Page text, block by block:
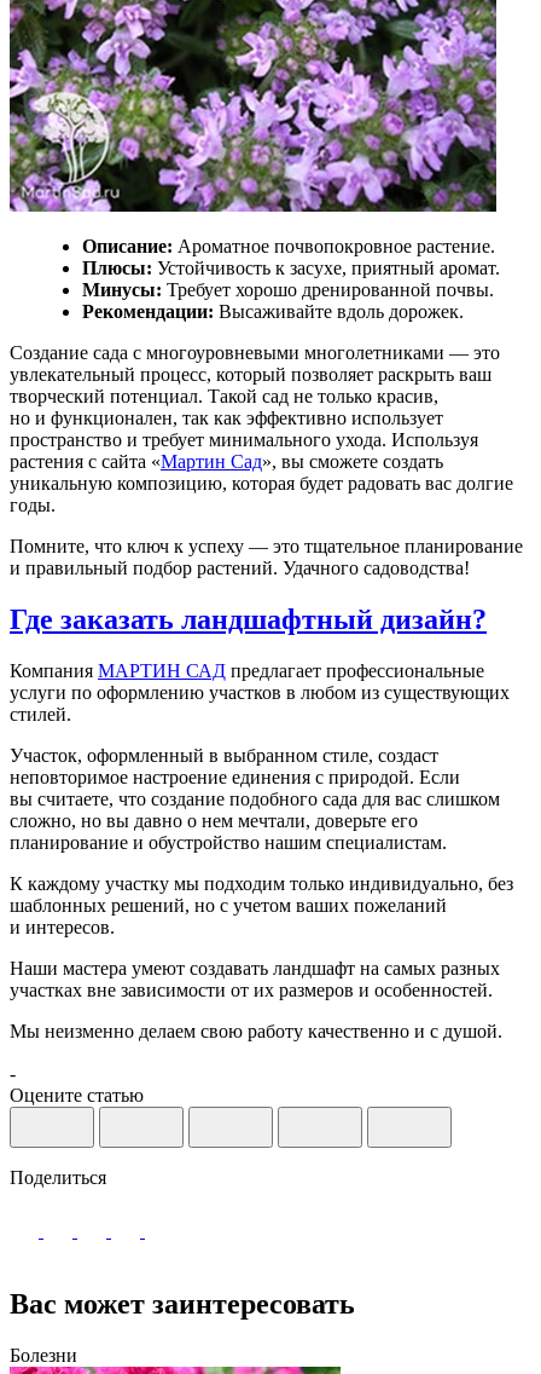
Описание: Ароматное почвопокровное растение.
Плюсы: Устойчивость к засухе, приятный аромат.
Минусы: Требует хорошо дренированной почвы.
Рекомендации: Высаживайте вдоль дорожек.
Создание сада с многоуровневыми многолетниками — это
увлекательный процесс, который позволяет раскрыть ваш
творческий потенциал. Такой сад не только красив,
но и функционален, так как эффективно использует
пространство и требует минимального ухода. Используя
растения с сайта «Мартин Сад», вы сможете создать
уникальную композицию, которая будет радовать вас долгие
годы.
Помните, что ключ к успеху — это тщательное планирование
и правильный подбор растений. Удачного садоводства!
Где заказать ландшафтный дизайн?
Компания МАРТИН САД предлагает профессиональные
услуги по оформлению участков в любом из существующих
стилей.
Участок, оформленный в выбранном стиле, создаст
неповторимое настроение единения с природой. Если
вы считаете, что создание подобного сада для вас слишком
сложно, но вы давно о нем мечтали, доверьте его
планирование и обустройство нашим специалистам.
К каждому участку мы подходим только индивидуально, без
шаблонных решений, но с учетом ваших пожеланий
и интересов.
Наши мастера умеют создавать ландшафт на самых разных
участках вне зависимости от их размеров и особенностей.
Мы неизменно делаем свою работу качественно и с душой.
-
Оцените статью
Поделиться
Вас может заинтересовать
Болезни